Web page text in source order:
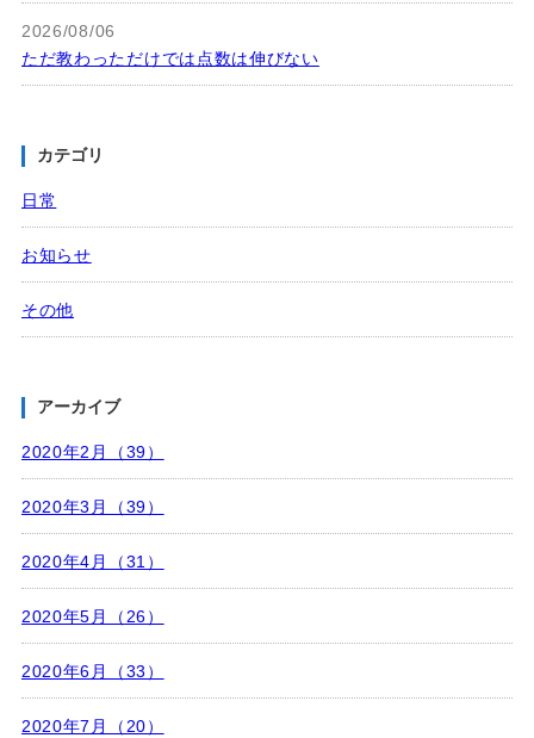
2026/08/06
ただ教わっただけでは点数は伸びない
カテゴリ
日常
お知らせ
その他
アーカイブ
2020年2月（39）
2020年3月（39）
2020年4月（31）
2020年5月（26）
2020年6月（33）
2020年7月（20）